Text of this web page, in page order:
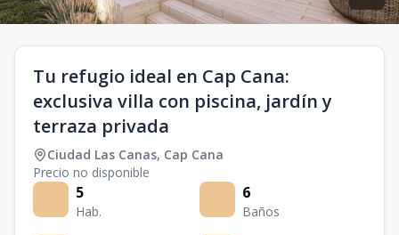
Tu refugio ideal en Cap Cana:
exclusiva villa con piscina, jardín y
terraza privada
Ciudad Las Canas, Cap Cana
Precio no disponible
5
Hab.
6
Baños